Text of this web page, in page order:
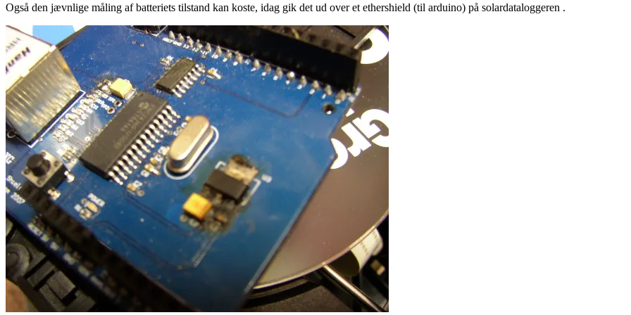
Også den jævnlige måling af batteriets tilstand kan koste, idag gik det ud over et ethershield (til arduino) på solardataloggeren .